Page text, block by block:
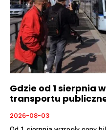
Gdzie od 1 sierpnia
transportu
2026-08-03